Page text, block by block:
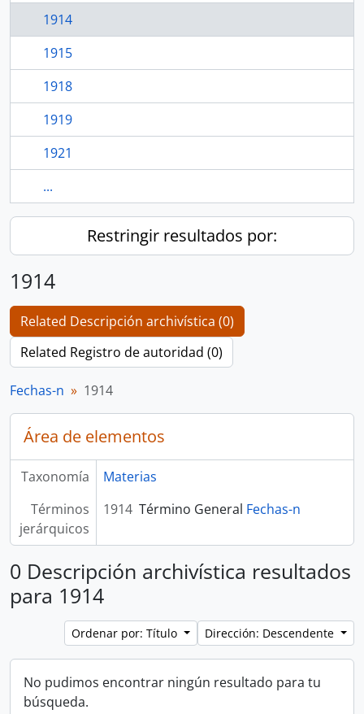
1914
1915
1918
1919
1921
...
Restringir resultados por:
1914
Related Descripción archivística (0)
Related Registro de autoridad (0)
Fechas-n 1914
Área de elementos
Taxonomía
Materias
Términos
jerárquicos
1914 Término General Fechas-n
0 Descripción archivística resultados
para 1914
Ordenar por: Título Dirección: Descendente
No pudimos encontrar ningún resultado para tu
búsqueda.